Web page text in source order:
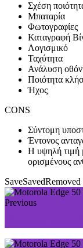
Σχέση
Μπαταρία
Φωτογραφίες
Καταγραφή
Λογισμικό
Ταχύτητα
Ανάλυση
Ποιότητα
Ήχος
CONS
Σύντομη
Έντονος
Η υψηλή τιμή
ορισμένους
SaveSavedRemoved
Previous